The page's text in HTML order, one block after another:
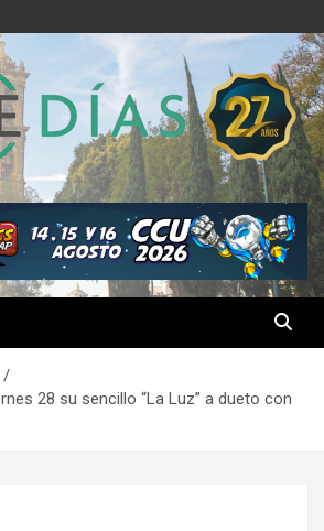
7 Días
28 su sencillo “La Luz” a dueto con